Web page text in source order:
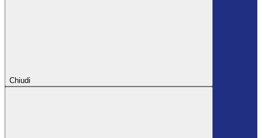
Chiudi